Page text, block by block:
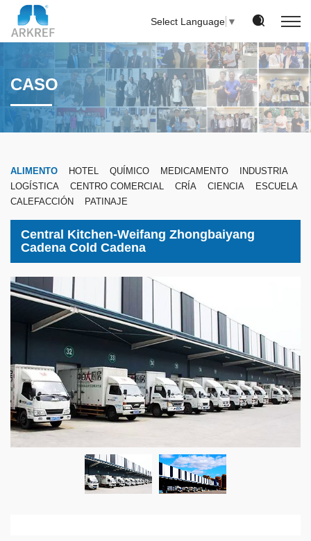
Select Language ▼
CASO
ALIMENTO HOTEL QUÍMICO MEDICAMENTO
INDUSTRIA
LOGÍSTICA
CENTRO COMERCIAL CRÍA CIENCIA
ESCUELA
CALEFACCIÓN
PATINAJE
Central Kitchen-Weifang Zhongbaiyang
Cadena Cold Cadena